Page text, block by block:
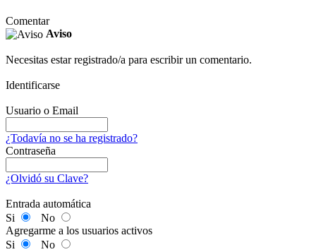
Comentar
Aviso
Necesitas estar registrado/a para escribir un comentario.
Identificarse
Usuario o Email
¿Todavía no se ha registrado?
Contraseña
¿Olvidó su Clave?
Entrada automática
Si
No
Agregarme a los usuarios activos
Si
No